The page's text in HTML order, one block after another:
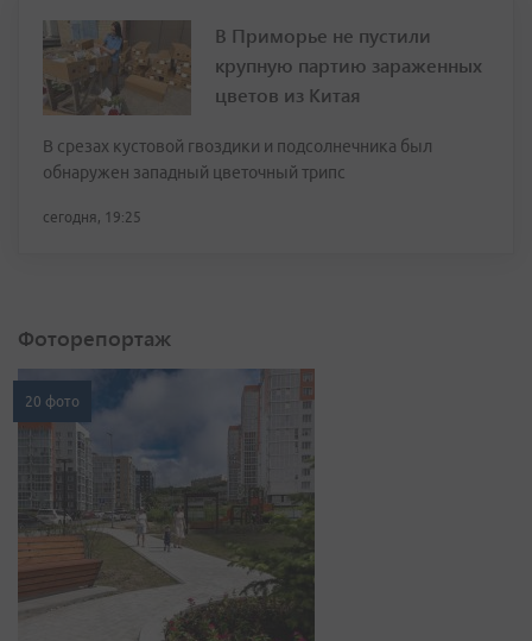
В Приморье не пустили
крупную партию зараженных
цветов из Китая
В срезах кустовой гвоздики и подсолнечника был
обнаружен западный цветочный трипс
сегодня, 19:25
Фоторепортаж
20 фото